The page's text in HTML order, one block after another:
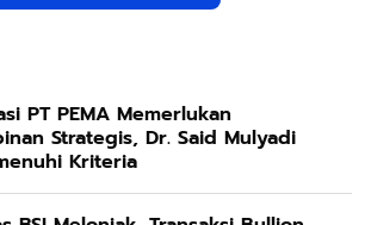
PT PEMA Memerlukan
Strategis, Dr. Said Mulyadi
Kriteria